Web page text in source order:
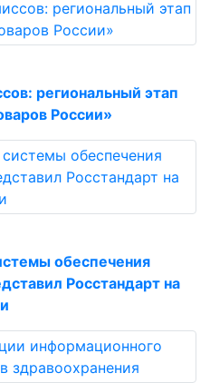
региональный этап
России»
обеспечения
Росстандарт на